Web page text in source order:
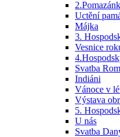
Uctění
Májka
3.
Vesnice
Svatba
Indiáni
Vánoce v
Výstava
5.
U nás
Svatba